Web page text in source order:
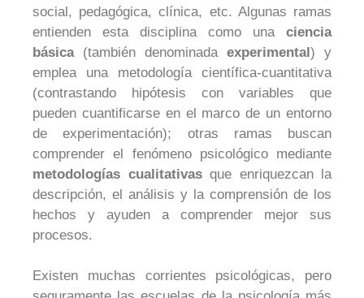
social, pedagógica, clínica, etc. Algunas ramas
entienden esta disciplina como una ciencia
básica(también denominada experimental) y
emplea una metodología científica-cuantitativa
(contrastando hipótesis con variables que
pueden cuantificarse en el marco de un entorno
de experimentación); otras ramas buscan
comprender el fenómeno psicológico mediante
metodologías cualitativasque enriquezcan la
descripción, el análisis y la comprensión de los
hechos y ayuden a comprender mejor sus
procesos.
Existen muchas corrientes psicológicas, pero